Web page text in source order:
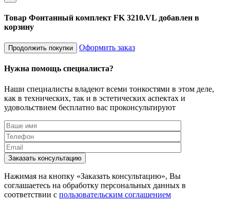
Товар Фонтанный комплект FK 3210.VL добавлен в
корзину
Продолжить покупки Оформить заказ
Нужна помощь специалиста?
Наши специалисты владеют всеми тонкостями в этом деле,
как в технических, так и в эстетических аспектах и
удовольствием бесплатно вас проконсультируют
Заказать консультацию
Нажимая на кнопку «Заказать консультацию», Вы
соглашаетесь на обработку персональных данных в
соответствии с пользовательским соглашением